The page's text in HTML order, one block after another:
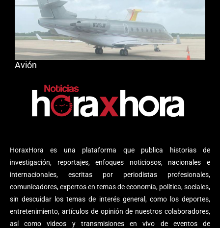
HoraxHora es una plataforma que publica historias de
investigación, reportajes, enfoques noticiosos, nacionales e
internacionales, escritas por periodistas profesionales,
comunicadores, expertos en temas de economía, política, sociales,
sin descuidar los temas de interés general, como los deportes,
entretenimiento, artículos de opinión de nuestros colaboradores,
así como videos y transmisiones en vivo de eventos de
Avión